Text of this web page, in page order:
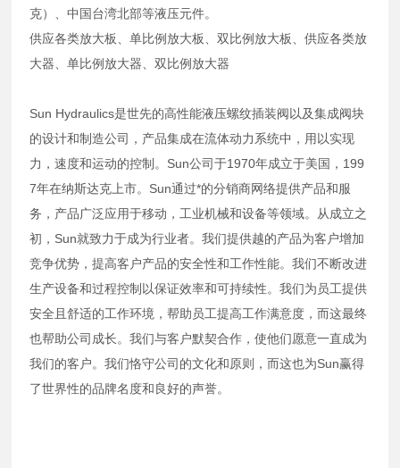
克）、中国台湾北部等液压元件。
供应各类放大板、单比例放大板、双比例放大板、供应各类放
大器、单比例放大器、双比例放大器
Sun Hydraulics是世先的高性能液压螺纹插装阀以及集成阀块
的设计和制造公司，产品集成在流体动力系统中，用以实现
力，速度和运动的控制。Sun公司于1970年成立于美国，199
7年在纳斯达克上市。Sun通过*的分销商网络提供产品和服
务，产品广泛应用于移动，工业机械和设备等领域。从成立之
初，Sun就致力于成为行业者。我们提供越的产品为客户增加
竞争优势，提高客户产品的安全性和工作性能。我们不断改进
生产设备和过程控制以保证效率和可持续性。我们为员工提供
安全且舒适的工作环境，帮助员工提高工作满意度，而这最终
也帮助公司成长。我们与客户默契合作，使他们愿意一直成为
我们的客户。我们恪守公司的文化和原则，而这也为Sun赢得
了世界性的品牌名度和良好的声誉。